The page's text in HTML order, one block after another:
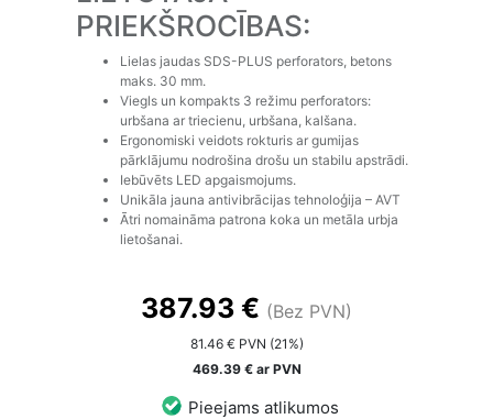
PRIEKŠROCĪBAS:
Lielas jaudas SDS-PLUS perforators, betons
maks. 30 mm.
Viegls un kompakts 3 režimu perforators:
urbšana ar triecienu, urbšana, kalšana.
Ergonomiski veidots rokturis ar gumijas
pārklājumu nodrošina drošu un stabilu apstrādi.
Iebūvēts LED apgaismojums.
Unikāla jauna antivibrācijas tehnoloģija – AVT
Ātri nomaināma patrona koka un metāla urbja
lietošanai.
387.93 € (Bez PVN)
81.46 € PVN (21%)
469.39 € ar PVN
Pieejams atlikumos